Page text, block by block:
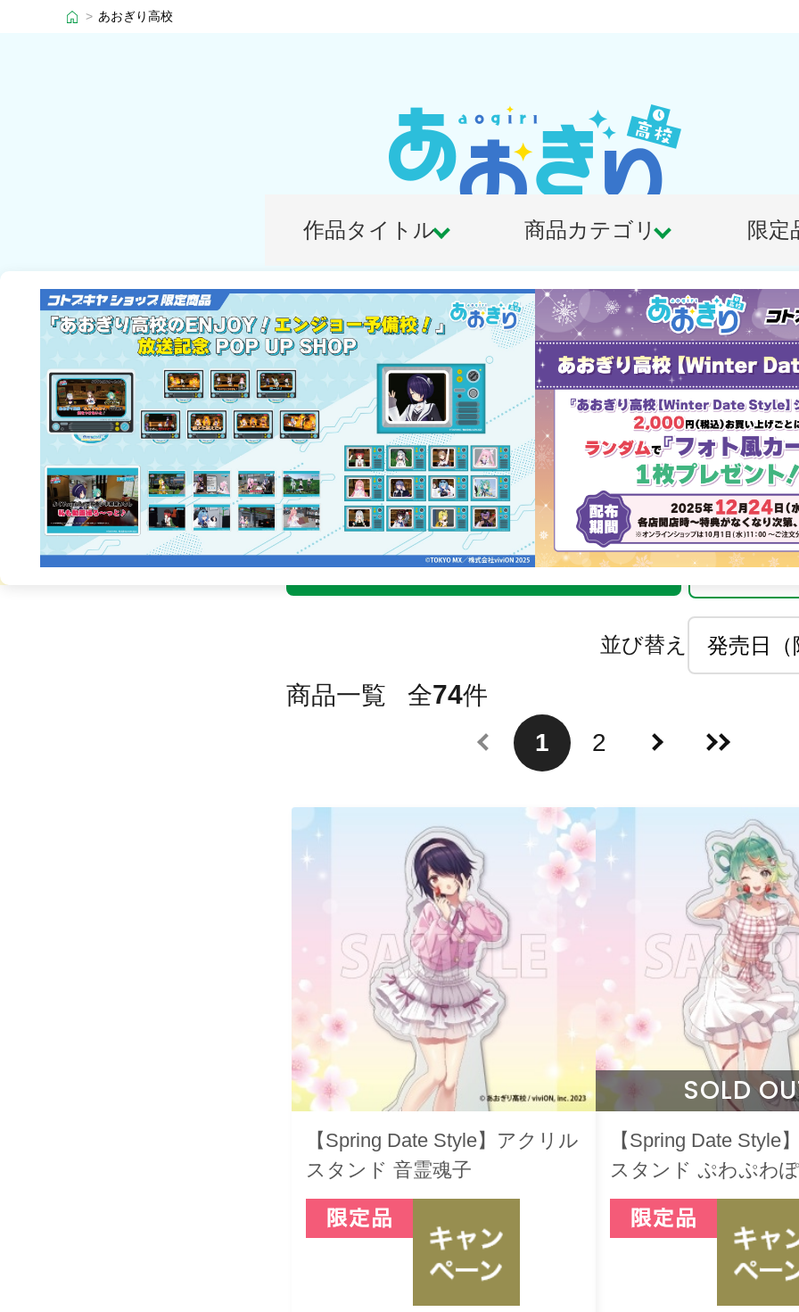
作品タイトル 商品カテゴリ 限定
＞ あおぎり高校
あおぎり高校
あおぎり高校
商品を絞り込む 商
並び替え
商品一覧 全74件
1
2
【Spring Date Style】アクリル
スタンド 音霊魂子
SOLD
【Spring Date Style
スタンド ぷわぷわ